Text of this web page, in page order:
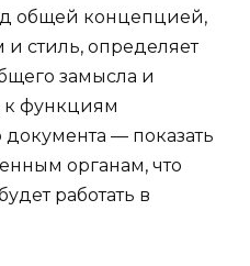
общей концепцией,
и стиль, определяет
замысла и
к функциям
— показать
органам, что
работать в